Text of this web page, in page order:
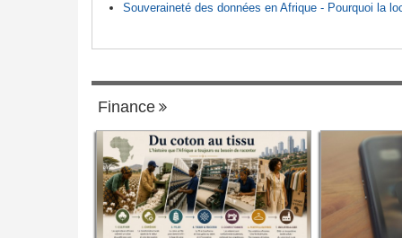
Souveraineté des données en Afrique - Pourquoi la
Finance